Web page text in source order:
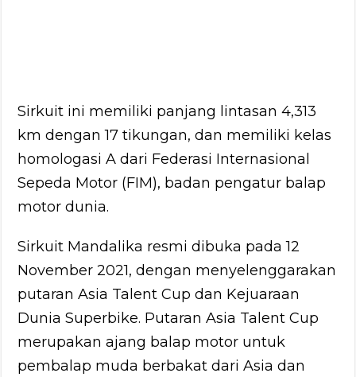
Sirkuit ini memiliki panjang lintasan 4,313
km dengan 17 tikungan, dan memiliki kelas
homologasi A dari Federasi Internasional
Sepeda Motor (FIM), badan pengatur balap
motor dunia.
Sirkuit Mandalika resmi dibuka pada 12
November 2021, dengan menyelenggarakan
putaran Asia Talent Cup dan Kejuaraan
Dunia Superbike. Putaran Asia Talent Cup
merupakan ajang balap motor untuk
pembalap muda berbakat dari Asia dan